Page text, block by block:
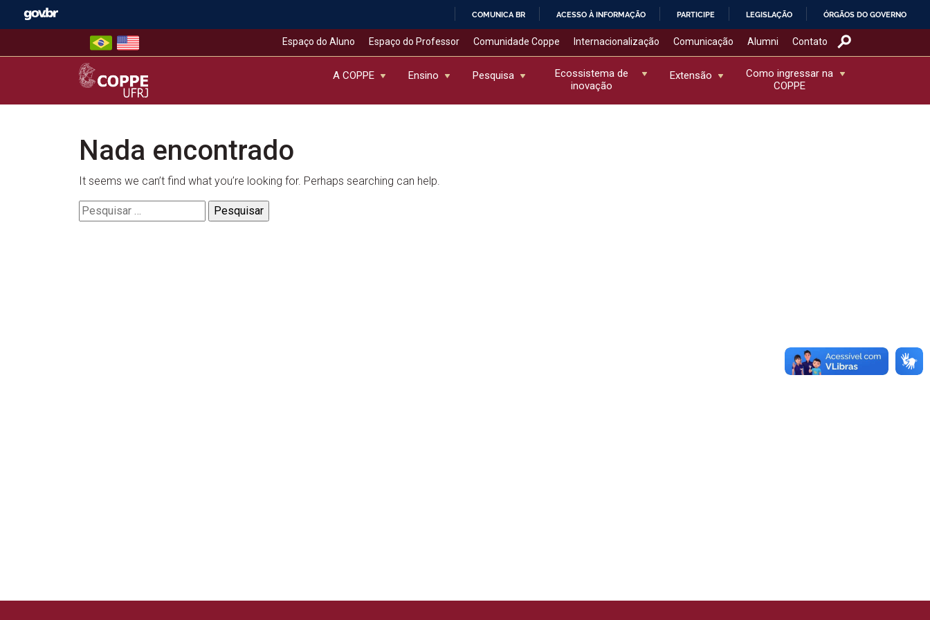
COMUNICA BR ACESSO À INFORMAÇÃO PARTICIPE LEGISLAÇÃO ÓRGÃOS DO GOVERNO
Espaço do Aluno Espaço do Professor Comunidade Coppe Internacionalização Comunicação Alumni Contato
COPPE – UFRJ
A COPPE Ensino Pesquisa
Ecossistema de
inovação
Extensão
Como ingressar na
COPPE
Nada encontrado
It seems we can’t find what you’re looking for. Perhaps searching can help.
Pesquisar
por: